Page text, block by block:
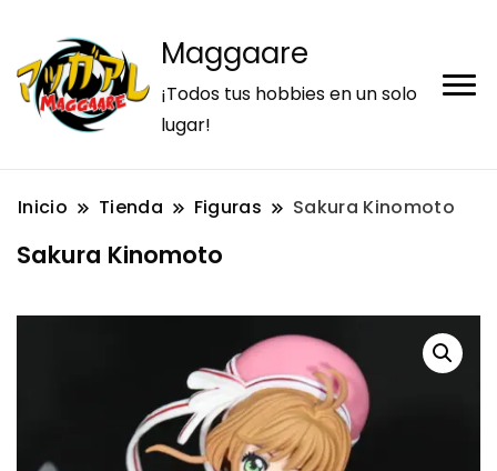
Maggaare
¡Todos tus hobbies en un solo
lugar!
Inicio Tienda Figuras Sakura Kinomoto
Sakura Kinomoto